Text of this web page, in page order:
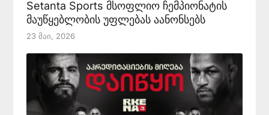
Setanta Sports მსოფლიო ჩემპიონატის
მაუწყებლობის უფლებას აანონსებს
23 Მაი, 2026